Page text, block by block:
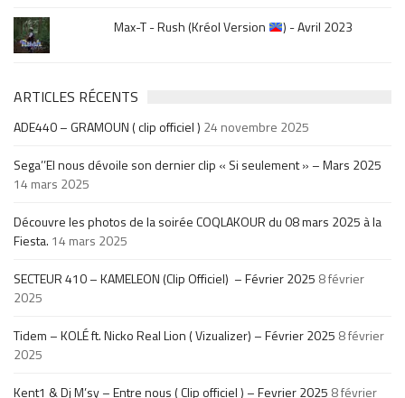
Max-T - Rush (Kréol Version
) - Avril 2023
ARTICLES RÉCENTS
ADE440 – GRAMOUN ( clip officiel ) 24 novembre 2025
Sega’’El nous dévoile son dernier clip « Si seulement » – Mars 2025
14 mars 2025
Découvre les photos de la soirée COQLAKOUR du 08 mars 2025 à la
Fiesta. 14 mars 2025
SECTEUR 410 – KAMELEON (Clip Officiel) – Février 2025 8 février
2025
Tidem – KOLÉ ft. Nicko Real Lion ( Vizualizer) – Février 2025 8 février
2025
Kent1 & Dj M’sy – Entre nous ( Clip officiel ) – Fevrier 2025 8 février